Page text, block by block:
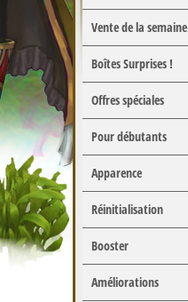
Vente de la semaine
Boîtes Surprises !
Offres spéciales
Pour débutants
Apparence
Réinitialisation
Booster
Améliorations